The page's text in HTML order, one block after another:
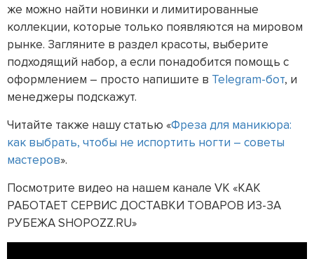
же можно найти новинки и лимитированные
коллекции, которые только появляются на мировом
рынке. Загляните в раздел красоты, выберите
подходящий набор, а если понадобится помощь с
оформлением – просто напишите в Telegram-бот, и
менеджеры подскажут.
Читайте также нашу статью «Фреза для маникюра:
как выбрать, чтобы не испортить ногти – советы
мастеров».
Посмотрите видео на нашем канале VK «КАК
РАБОТАЕТ СЕРВИС ДОСТАВКИ ТОВАРОВ ИЗ-ЗА
РУБЕЖА SHOPOZZ.RU»